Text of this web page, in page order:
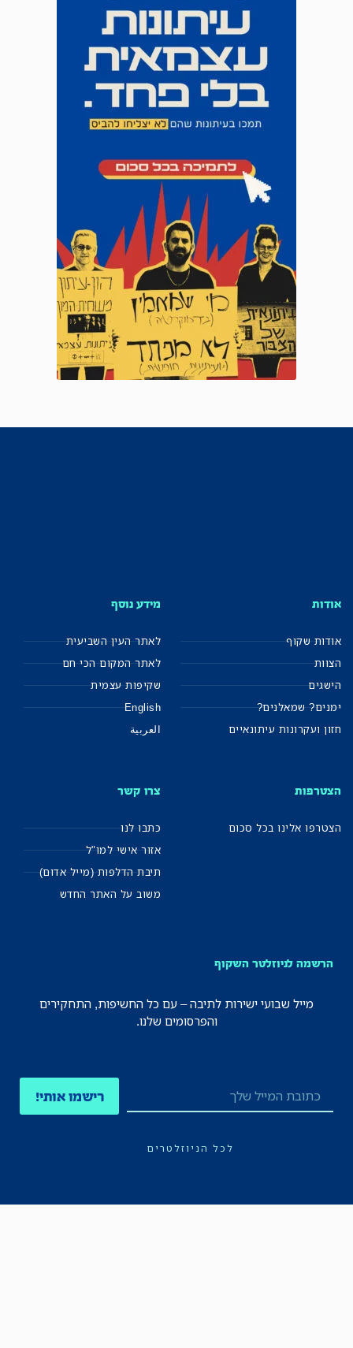
אודות
אודות שקוף
הצוות
הישגים
ימנים? שמאלנים?
חזון ועקרונות עיתונאיים
מידע נוסף
לאתר העין השביעית
לאתר המקום הכי חם
שקיפות עצמית
English
العربية
הצטרפות
הצטרפו אלינו בכל סכום
צרו קשר
כתבו לנו
אזור אישי למו"ל
תיבת הדלפות (מייל אדום)
משוב על האתר החדש
הרשמה לניוזלטר השקוף
מייל שבועי ישירות לתיבה – עם כל החשיפות, התחקירים
והפרסומים שלנו.
רישמו אותי!
לכל הניוזלטרים